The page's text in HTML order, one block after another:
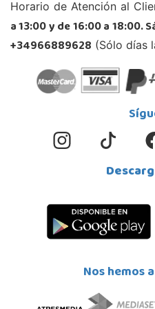
Horario de Atención al
a 13:00 y de 16:00 a 18:00.
+34966889628 (Sólo días
Nos hemos